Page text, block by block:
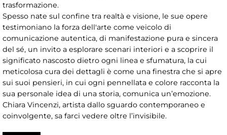
trasformazione.
Spesso nate sul confine tra realtà e visione, le sue opere
testimoniano la forza dell'arte come veicolo di
comunicazione autentica, di manifestazione pura e sincera
del sé, un invito a esplorare scenari interiori e a scoprire il
significato nascosto dietro ogni linea e sfumatura, la cui
meticolosa cura dei dettagli è come una finestra che si apre
sui suoi pensieri, in cui ogni pennellata e colore racconta la
sua personale idea di una storia, comunica un’emozione.
Chiara Vincenzi, artista dallo sguardo contemporaneo e
coinvolgente, sa farci vedere oltre l’invisibile.